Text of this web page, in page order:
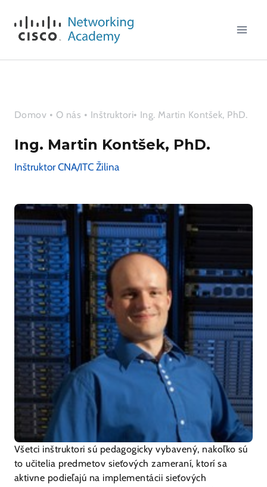
content
Domov • O nás • Inštruktori• Ing. Martin Kontšek, PhD.
Ing. Martin Kontšek, PhD.
Inštruktor CNA/ITC Žilina
Všetci inštruktori sú pedagogicky vybavený, nakoľko sú
to učitelia predmetov sieťových zameraní, ktorí sa
aktivne podieľajú na implementácii sieťových